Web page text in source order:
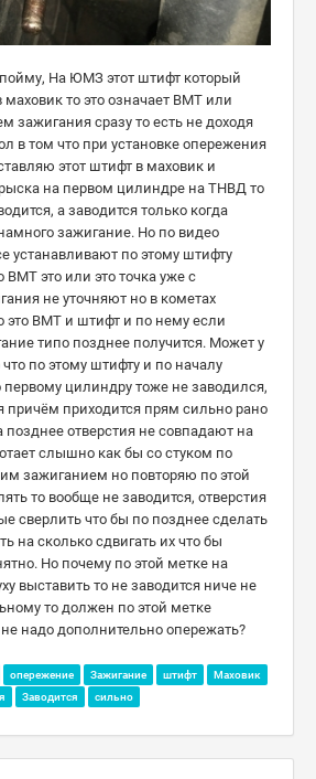
На ЮМЗ этот штифт который
маховик то это означает ВМТ или
зажигания сразу то есть не доходя
в том что при установке опережения
этот штифт в маховик и
на первом цилиндре на ТНВД то
а заводится только когда
зажигание. Но по видео
устанавливают по этому штифту
ВМТ это или это точка уже с
не уточняют но в кометах
это ВМТ и штифт и по нему если
типо позднее получится. Может у
по этому штифту и по началу
цилиндру тоже не заводился,
причём приходится прям сильно рано
позднее отверстия не совпадают на
слышно как бы со стуком по
зажиганием но повторяю по этой
то вообще не заводится, отверстия
сверлить что бы по позднее сделать
на сколько сдвигать их что бы
Но почему по этой метке на
выставить то не заводится ниче не
то должен по этой метке
надо дополнительно опережать?
опережение Зажигание штифт
Маховик
Заводится сильно